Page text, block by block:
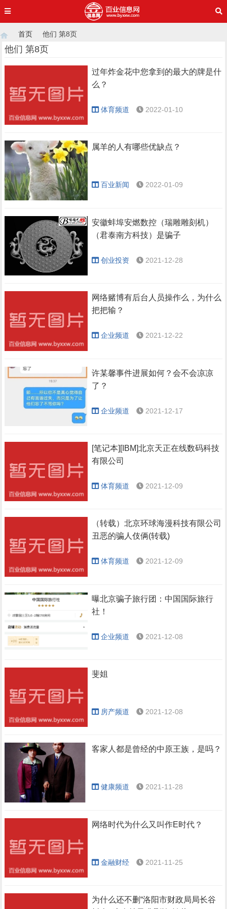
首页 他们 第8页
他们 第8页
过年炸金花中您拿到的最大的牌是什
么？
体育频道 2022-01-10
属羊的人有哪些优缺点？
百业新闻 2022-01-09
安徽蚌埠安燃数控（瑞雕雕刻机）
（君泰南方科技）是骗子
创业投资 2021-12-28
网络赌博有后台人员操作么，为什么
把把输？
企业频道 2021-12-22
许某馨事件进展如何？会不会凉凉
了？
企业频道 2021-12-17
[笔记本][IBM]北京天正在线数码科技
有限公司
体育频道 2021-12-09
（转载）北京环球海漫科技有限公司
丑恶的骗人伎俩(转载)
体育频道 2021-12-09
曝北京骗子旅行团：中国国际旅行
社！
企业频道 2021-12-08
斐姐
房产频道 2021-12-08
客家人都是曾经的中原王族，是吗？
健康频道 2021-11-28
网络时代为什么又叫作E时代？
金融财经 2021-11-25
为什么还不删“洛阳市财政局局长谷